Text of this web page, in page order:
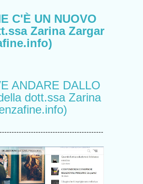
C'È UN NUOVO
Zarina Zargar
ANDARE DALLO
dott.ssa Zarina